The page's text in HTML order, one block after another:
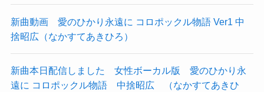
新曲動画 愛のひかり永遠に コロポックル物語 Ver1 中
捨昭広（なかすてあきひろ）
新曲本日配信しました 女性ボーカル版 愛のひかり永
遠に コロポックル物語 中捨昭広 （なかすてあきひ